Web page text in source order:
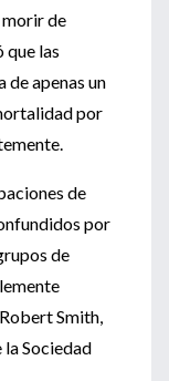
de
que las
de apenas un
por
de
por
de
Smith,
Sociedad